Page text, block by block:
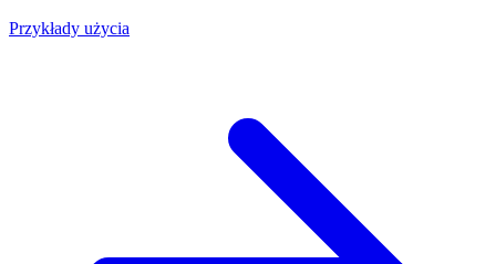
Przykłady użycia